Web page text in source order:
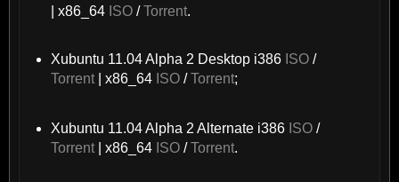
| x86_64 ISO/Torrent.
Xubuntu 11.04 Alpha 2 Desktop i386 ISO/
Torrent| x86_64 ISO/Torrent;
Xubuntu 11.04 Alpha 2 Alternate i386 ISO/
Torrent| x86_64 ISO/Torrent.